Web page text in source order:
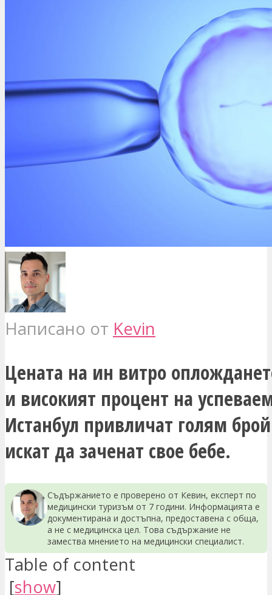
Написано от Kevin
Цената на ин витро
и високият процент на
Истанбул привличат голям
искат да заченат свое бебе.
Съдържанието е проверено от Кевин, експерт по
медицински туризъм от 7 години. Информацията е
документирана и достъпна, предоставена с обща,
а не с медицинска цел. Това съдържание не
замества мнението на медицински специалист.
Table of content
[show]